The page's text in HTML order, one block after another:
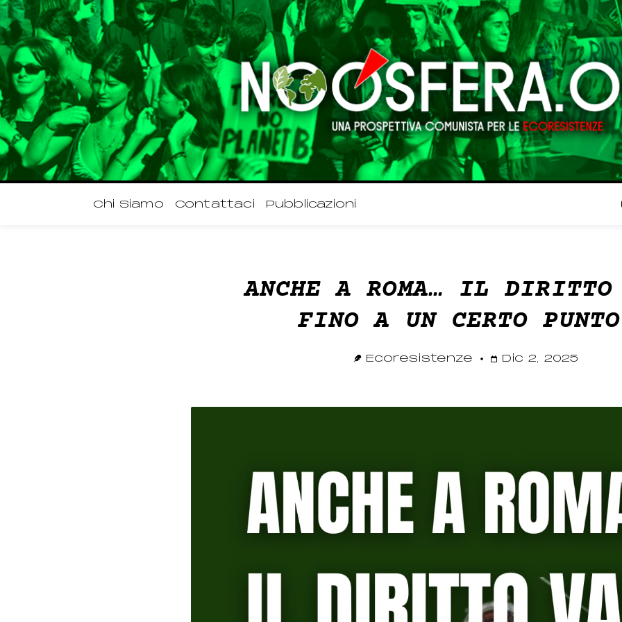
Chi Siamo Contattaci Pubblicazioni
ANCHE A ROMA… IL DIRITTO
FINO A UN CERTO
Ecoresistenze Dic 2, 2025